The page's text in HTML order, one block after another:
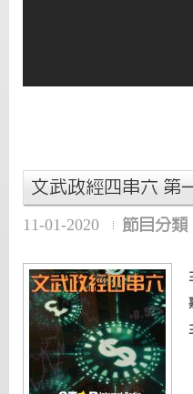
文武政經四串六 第
11-01-2020 節目分類